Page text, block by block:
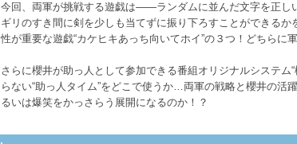
今回、両軍が挑戦する遊戯は――ランダムに並んだ文字を正し
ギリのすき間に剣を少しも当てずに振り下ろすことができる
性が重要な遊戯“カケヒキあっち向いてホイ”の３つ！どちらに
さらに櫻井が助っ人として参加できる番組オリジナルシステ
らない“助っ人タイム”をどこで使うか…両軍の戦略と櫻井の活
るいは爆笑をかっさらう展開になるのか！？